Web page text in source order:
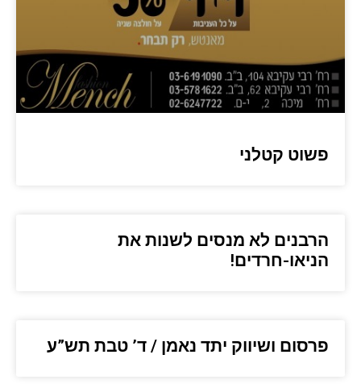
פשוט קטלני
הרבנים לא מנסים לשנות את
הניאו-חרדים!
פרסום ושיווק יתד נאמן / ד’ טבת תש”ע